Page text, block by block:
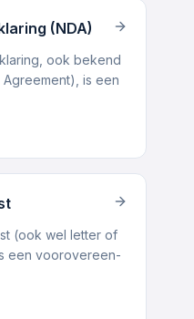
(NDA)
ook bekend
Agreement), is een
(ook wel letter of
een voorovereen­